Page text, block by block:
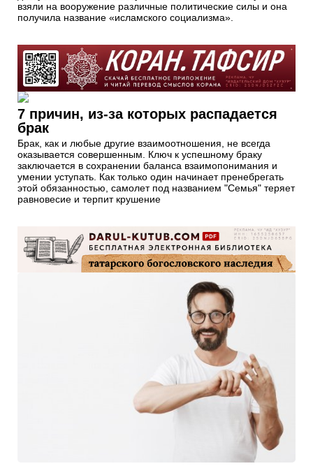
взяли на вооружение различные политические силы и она
получила название «исламского социализма».
7 причин, из-за которых распадается
брак
Брак, как и любые другие взаимоотношения, не всегда
оказывается совершенным. Ключ к успешному браку
заключается в сохранении баланса взаимопонимания и
умении уступать. Как только один начинает пренебрегать
этой обязанностью, самолет под названием "Семья" теряет
равновесие и терпит крушение